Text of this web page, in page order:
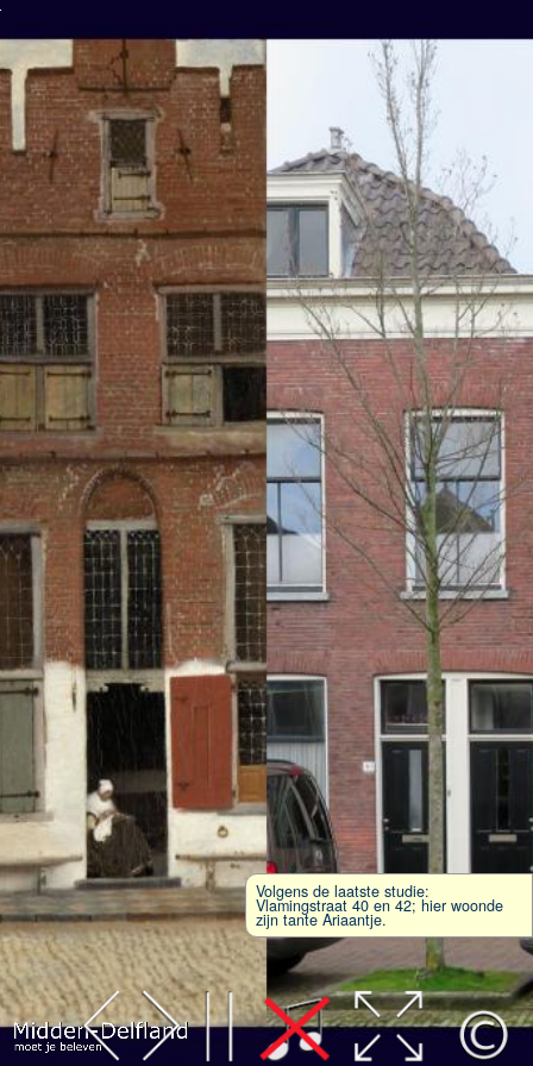
Leaflet| Map data ©OpenStreetMap
contributors,CC-BY-SA, Imagery © Mapbox
Volgens de laatste studie:
Vlamingstraat 40 en 42; hier woonde
zijn tante Ariaantje.